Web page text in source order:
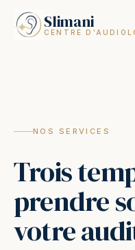
Slimani
CENTRE
NOS SERVICES
Trois
prendre
votre